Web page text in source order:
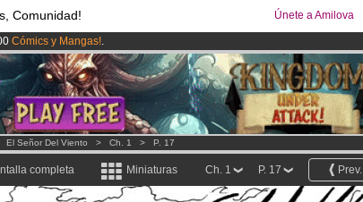
Comunidad! Únete a Amilova
Cómics y Mangas!.
lanzado!.
al mes!Hazte Premium ya
El Señor Del Viento > Ch. 1 > P. 17
completa Miniaturas Prev.
P. 17
Ch. 1